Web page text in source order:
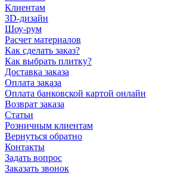
Клиентам
3D-дизайн
Шоу-рум
Расчет материалов
Как сделать заказ?
Как выбрать плитку?
Доставка заказа
Оплата заказа
Оплата банковской картой онлайн
Возврат заказа
Статьи
Розничным клиентам
Вернуться обратно
Контакты
Задать вопрос
Заказать звонок